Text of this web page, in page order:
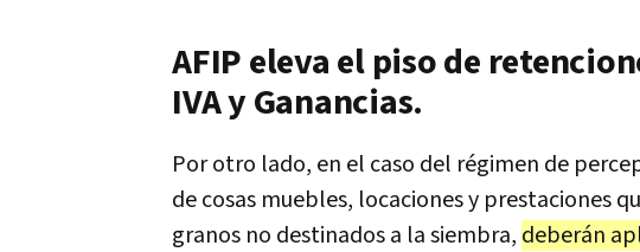
AFIP eleva el piso de
IVA y Ganancias.
Por otro lado, en el caso del régimen de
de cosas muebles, locaciones y prestaciones
granos no destinados a la siembra, deberán